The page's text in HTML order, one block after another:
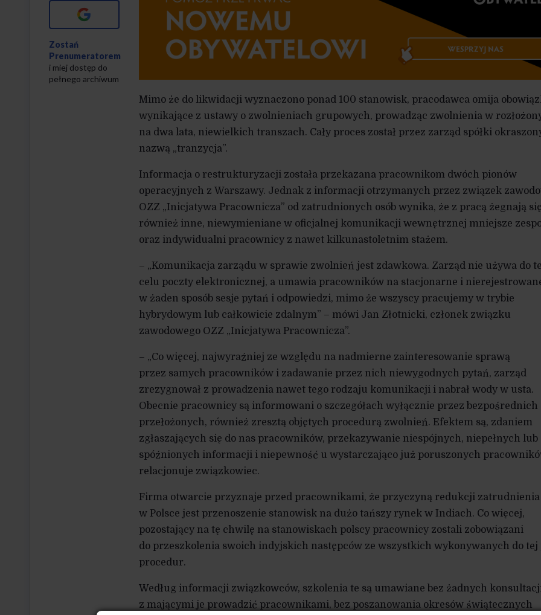
Mimo że do likwidacji wyznaczono ponad 100 stanowisk, pracodawca omija
wynikające z ustawy o zwolnieniach grupowych, prowadząc zwolnienia w
na dwa lata, niewielkich transzach. Cały proces został przez zarząd spółki
nazwą „tranzycja”.
Informacja o restrukturyzacji została przekazana pracownikom dwóch pionów
operacyjnych z Warszawy. Jednak z informacji otrzymanych przez związek
OZZ „Inicjatywa Pracownicza” od zatrudnionych osób wynika, że z pracą żegnają się
również inne, niewymieniane w oficjalnej komunikacji wewnętrznej mniejsze
oraz indywidualni pracownicy z nawet kilkunastoletnim stażem.
– „Komunikacja zarządu w sprawie zwolnień jest zdawkowa. Zarząd nie używa do
celu poczty elektronicznej, a umawia pracowników na stacjonarne i
w żaden sposób sesje pytań i odpowiedzi, mimo że wszyscy pracujemy w trybie
hybrydowym lub całkowicie zdalnym” – mówi Jan Złotnicki, członek związku
zawodowego OZZ „Inicjatywa Pracownicza”.
– „Co więcej, najwyraźniej ze względu na nadmierne zainteresowanie sprawą
przez samych pracowników i zadawanie przez nich niewygodnych pytań, zarząd
zrezygnował z prowadzenia nawet tego rodzaju komunikacji i nabrał wody w usta.
Obecnie pracownicy są informowani o szczegółach wyłącznie przez bezpośrednich
przełożonych, również zresztą objętych procedurą zwolnień. Efektem są, zdaniem
zgłaszających się do nas pracowników, przekazywanie niespójnych, niepełnych lub
spóźnionych informacji i niepewność u wystarczająco już poruszonych
relacjonuje związkowiec.
Firma otwarcie przyznaje przed pracownikami, że przyczyną redukcji zatrudnienia
w Polsce jest przenoszenie stanowisk na dużo tańszy rynek w Indiach. Co więcej,
pozostający na tę chwilę na stanowiskach polscy pracownicy zostali zobowiązani
do przeszkolenia swoich indyjskich następców ze wszystkich wykonywanych do tej
procedur.
Według informacji związkowców, szkolenia te są umawiane bez żadnych
z mającymi je prowadzić pracownikami, bez poszanowania okresów świątecznych
Zostań
Prenumeratorem
i miej dostęp do
pełnego archiwum